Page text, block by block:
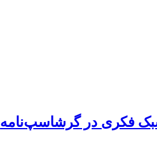
فکری در گرشاسپ‌نامه